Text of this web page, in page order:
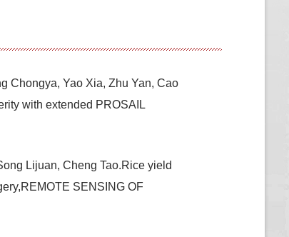
Chongya, Yao Xia, Zhu Yan, Cao
with extended PROSAIL
Lijuan, Cheng Tao.Rice yield
SENSING OF